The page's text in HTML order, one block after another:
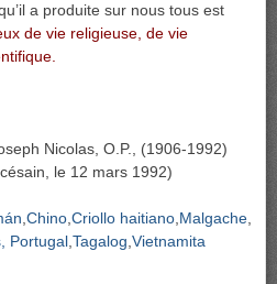
a produite sur nous tous est
de vie religieuse, de vie
Nicolas, O.P., (1906-1992)
le 12 mars 1992)
Chino Criollo haitiano Malgache
Portugal Tagalog Vietnamita